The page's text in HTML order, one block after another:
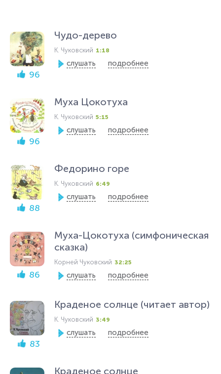
96
Чудо-дерево
К. Чуковский 1:18
слушать подробнее
96
Муха Цокотуха
К. Чуковский 5:15
слушать подробнее
88
Федорино горе
К. Чуковский 6:49
слушать подробнее
86
Муха-Цокотуха (симфоническая
сказка)
Корней Чуковский 32:25
слушать подробнее
83
Краденое солнце (читает автор)
К. Чуковский 3:49
слушать подробнее
Краденое солнце